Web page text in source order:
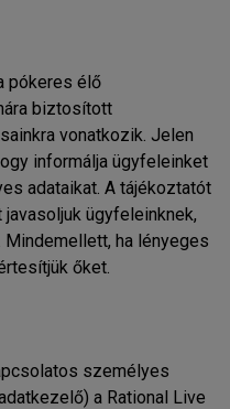
pókeres élő
biztosított
vonatkozik. Jelen
informálja ügyfeleinket
adataikat. A tájékoztatót
ügyfeleinknek,
ha lényeges
őket.
személyes
a Rational Live